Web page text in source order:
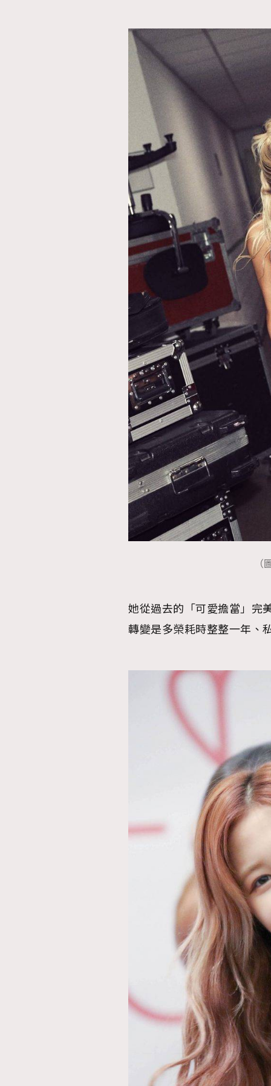
AFrenchMind
本人已詳閱並同意遵守本文列明條款及細則。 請
公司的私隱政策聲明。
她從過去的「可愛擔當」完
轉變是多榮耗時整整一年、